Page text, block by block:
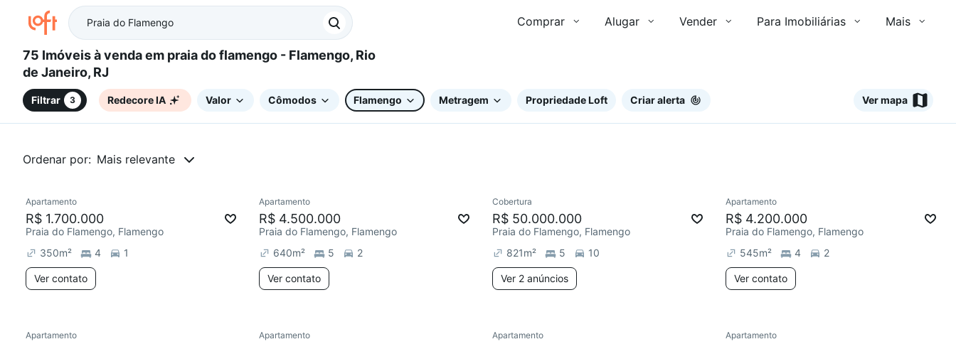
Comprar Alugar Vender Para Imobiliárias Mais
75 Imóveis à venda em praia do flamengo - Flamengo, Rio
de Janeiro, RJ
Filtrar 3 Redecore IA Valor Cômodos Flamengo Metragem Propriedade Loft Criar alerta Ver mapa
Ordenar por: Mais relevante
Redecorar
Apartamento
R$ 1.700.000
Praia do Flamengo, Flamengo
350m² 4 1
Ver contato
Redecorar
Apartamento
R$ 4.500.000
Praia do Flamengo, Flamengo
640m² 5 2
Ver contato
Cobertura
R$ 50.000.000
Praia do Flamengo, Flamengo
821m² 5 10
Ver 2 anúncios
Apartamento
R$ 4.200.000
Praia do Flamengo, Flamengo
545m² 4 2
Ver contato
Chegou este mês
Apartamento Apartamento Redecorar
Apartamento Apartamento